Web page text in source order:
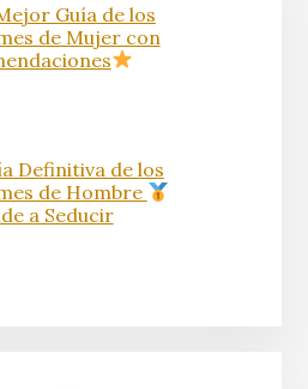
Guía de los
de Mujer con
Definitiva de los
de Hombre
a Seducir